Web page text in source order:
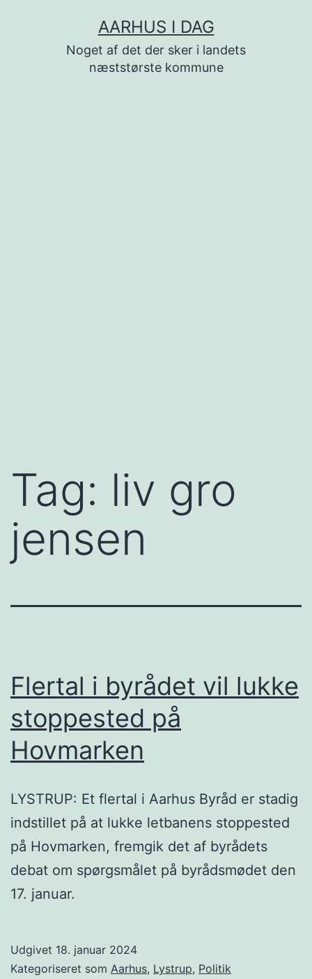
AARHUS I DAG
Noget af det der sker i landets
næststørste kommune
Tag: liv gro
jensen
Flertal i byrådet vil lukke
stoppested på
Hovmarken
LYSTRUP: Et flertal i Aarhus Byråd er stadig
indstillet på at lukke letbanens stoppested
på Hovmarken, fremgik det af byrådets
debat om spørgsmålet på byrådsmødet den
17. januar.
Udgivet 18. januar 2024
Kategoriseret som Aarhus, Lystrup, Politik